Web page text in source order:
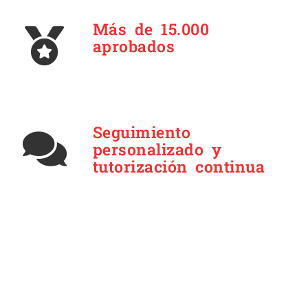
Más de 15.000
aprobados
Seguimiento
personalizado y
tutorización continua